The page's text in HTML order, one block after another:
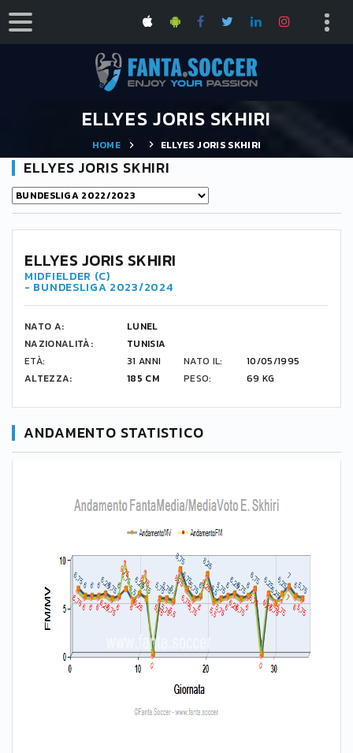
ELLYES JORIS SKHIRI
HOME ELLYES JORIS SKHIRI
ELLYES JORIS SKHIRI
15
ELLYES JORIS SKHIRI
MIDFIELDER (C)
- BUNDESLIGA 2023/2024
NATO A:
LUNEL
NAZIONALITÀ:
TUNISIA
ETÀ:
31 ANNI NATO IL:
10/05/1995
ALTEZZA:
185 CM PESO: 69 KG
ANDAMENTO STATISTICO